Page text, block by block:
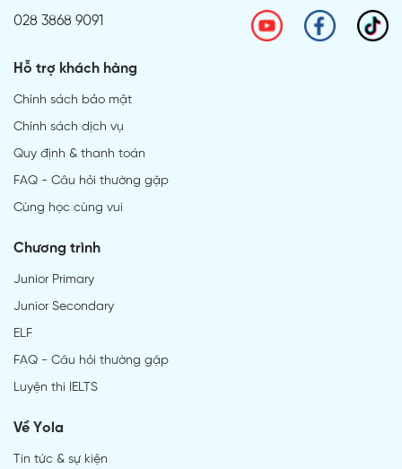
028 3868 9091
Hỗ trợ khách hàng
Chính sách bảo mật
Chính sách dịch vụ
Quy định & thanh toán
FAQ - Câu hỏi thường gặp
Cùng học cùng vui
Chương trình
Junior Primary
Junior Secondary
ELF
FAQ - Câu hỏi thường gặp
Luyện thi IELTS
Về Yola
Tin tức & sự kiện